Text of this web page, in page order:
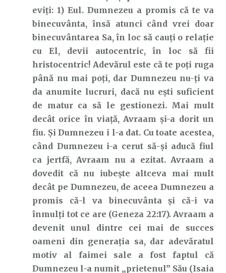
eviți: 1) Eul. Dumnezeu a promis că te va
binecuvânta, însă atunci când vrei doar
binecuvântarea Sa, în loc să cauți o relație
cu El, devii autocentric, în loc să fii
hristocentric! Adevărul este că te poți ruga
până nu mai poți, dar Dumnezeu nu-ți va
da anumite lucruri, dacă nu ești suficient
de matur ca să le gestionezi. Mai mult
decât orice în viață, Avraam și-a dorit un
fiu. Și Dumnezeu i l-a dat. Cu toate acestea,
când Dumnezeu i-a cerut să-și aducă fiul
ca jertfă, Avraam nu a ezitat. Avraam a
dovedit că nu iubește altceva mai mult
decât pe Dumnezeu, de aceea Dumnezeu a
promis că-l va binecuvânta și că-i va
înmulți tot ce are (Geneza 22:17). Avraam a
devenit unul dintre cei mai de succes
oameni din generația sa, dar adevăratul
motiv al faimei sale a fost faptul că
Dumnezeu l-a numit „prietenul” Său (Isaia